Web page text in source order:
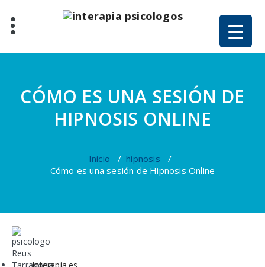
CÓMO ES UNA SESIÓN DE
HIPNOSIS ONLINE
Inicio / hipnosis /
Cómo es una sesión de Hipnosis Online